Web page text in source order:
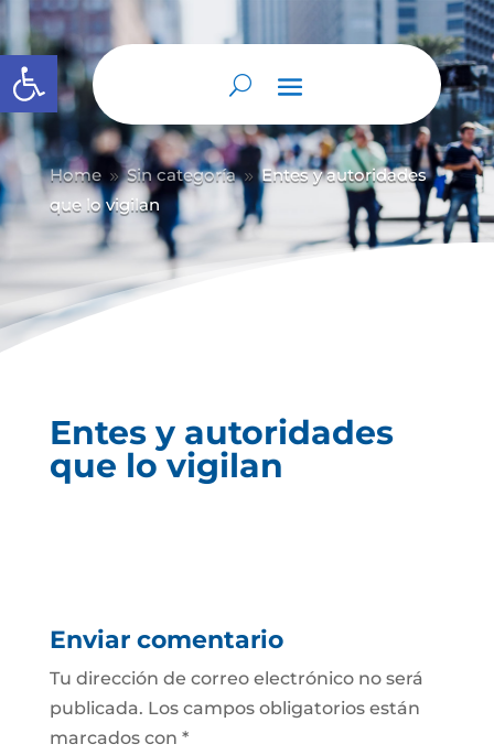
Abrir barra de herramientas
Home 9 Sin categoría 9 Entes y autoridades
que lo vigilan
Entes y autoridades
que lo vigilan
Enviar comentario
Tu dirección de correo electrónico no será
publicada. Los campos obligatorios están
marcados con *